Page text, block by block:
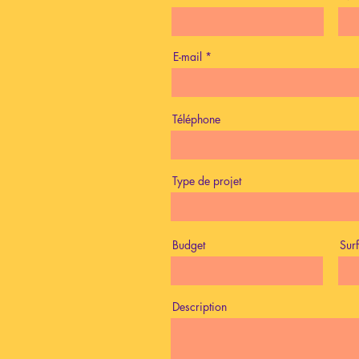
E-mail
Téléphone
Type de projet
Budget
Description